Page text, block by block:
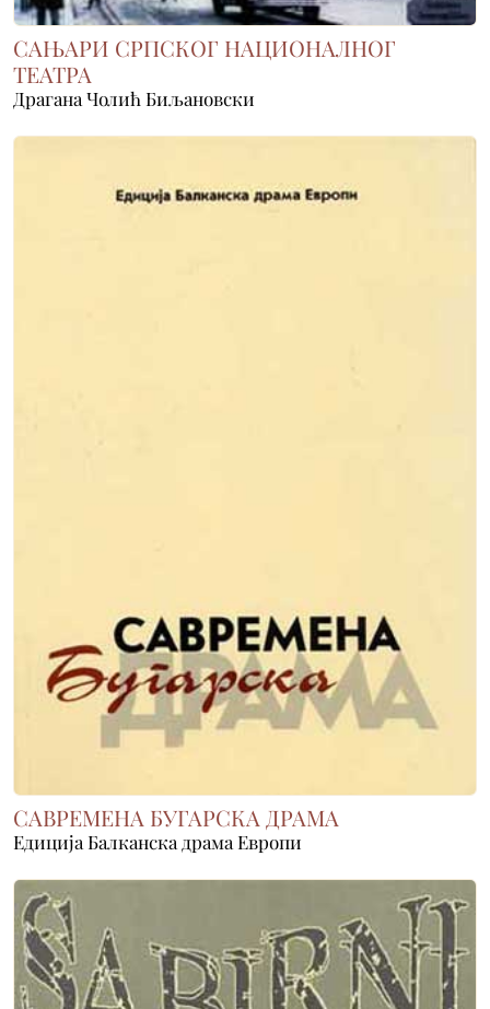
САЊАРИ СРПСКОГ НАЦИОНАЛНОГ
ТЕАТРА
Драгана Чолић Биљановски
САВРЕМЕНА БУГАРСКА ДРАМА
Едиција Балканска драма Европи